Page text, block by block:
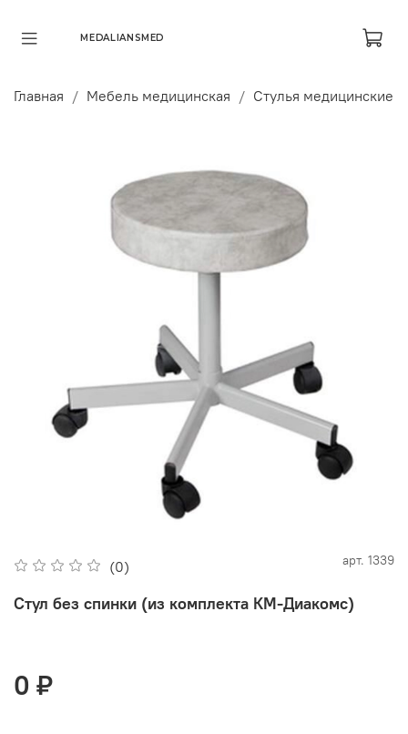
MEDALIANSMED
Главная Мебель медицинская Стулья медицинские
(0) арт. 1339
Стул без спинки (из комплекта КМ-Диакомс)
0 ₽